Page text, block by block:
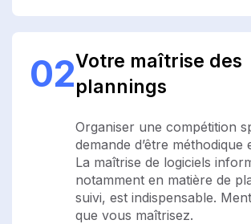
02Votre maîtrise des
plannings
Organiser une compétition
demande d’être méthodique
La maîtrise de logiciels
notamment en matière de
suivi, est indispensable.
que vous maîtrisez.